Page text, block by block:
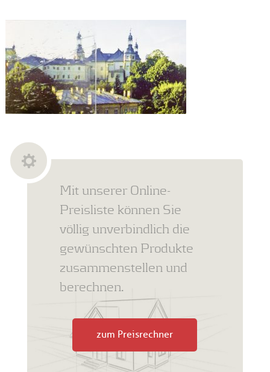
Mit unserer Online-
Preisliste können Sie
völlig unverbindlich die
gewünschten Produkte
zusammenstellen und
berechnen.
zum Preisrechner